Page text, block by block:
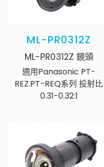
ML-PR0312Z
ML-PR0312Z 鏡頭
適用Panasonic PT-
REZ.PT-REQ系列 投射比
0.31-0.32:1